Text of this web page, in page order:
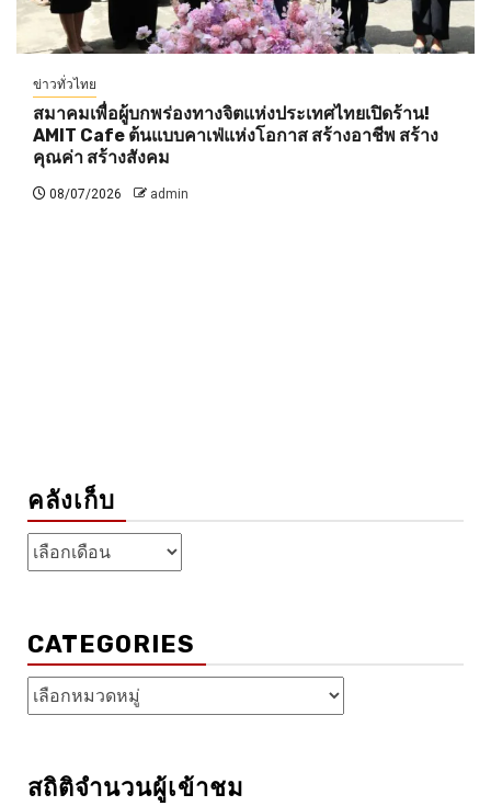
ข่าวทั่วไทย
สมาคมเพื่อผู้บกพร่องทางจิตแห่งประเทศไทยเปิดร้าน!
AMIT Cafe ต้นแบบคาเฟ่แห่งโอกาส สร้างอาชีพ สร้าง
คุณค่า สร้างสังคม
08/07/2026 admin
คลังเก็บ
คลัง
เก็บ
CATEGORIES
Categories
สถิติจำนวนผู้เข้าชม